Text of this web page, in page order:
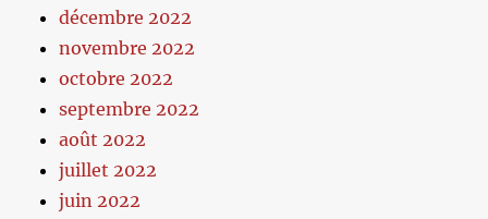
décembre 2022
novembre 2022
octobre 2022
septembre 2022
août 2022
juillet 2022
juin 2022